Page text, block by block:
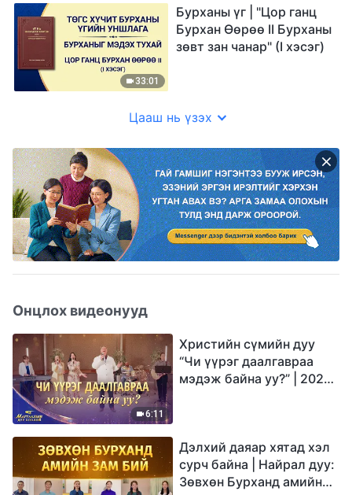
33:01
Бурханы үг | "Цор ганц
Бурхан Өөрөө II Бурханы
зөвт зан чанар" (I хэсэг)
Цааш нь үзэх
Онцлох видеонууд
6:11
Христийн сүмийн дуу
“Чи үүрэг даалгавраа
мэдэж байна уу?” | 2026
Дэлхий даяар хятад хэл
сурч байна | Найрал дуу:
Зөвхөн Бурханд амийн